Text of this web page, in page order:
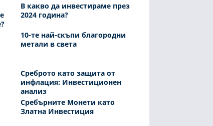
В какво да инвестираме през
2024 година?
10-те най-скъпи благородни
метали в света
Среброто като защита от
инфлация: Инвестиционен
анализ
Сребърните Монети като
Златна Инвестиция